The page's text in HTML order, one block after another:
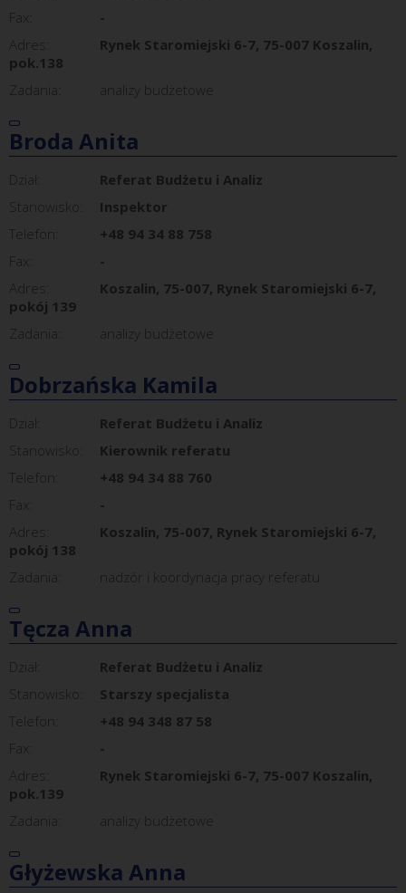
Fax:
-
Adres:
Rynek Staromiejski 6-7, 75-007 Koszalin,
pok.138
Zadania:
analizy budżetowe
Broda Anita
Dział:
Referat Budżetu i Analiz
Stanowisko:
Inspektor
Telefon:
+48 94 34 88 758
Fax:
-
Adres:
Koszalin, 75-007, Rynek Staromiejski 6-7,
pokój 139
Zadania:
analizy budżetowe
Dobrzańska Kamila
Dział:
Referat Budżetu i Analiz
Stanowisko:
Kierownik referatu
Telefon:
+48 94 34 88 760
Fax:
-
Adres:
Koszalin, 75-007, Rynek Staromiejski 6-7,
pokój 138
Zadania:
nadzór i koordynacja pracy referatu
Tęcza Anna
Dział:
Referat Budżetu i Analiz
Stanowisko:
Starszy specjalista
Telefon:
+48 94 348 87 58
Fax:
-
Adres:
Rynek Staromiejski 6-7, 75-007 Koszalin,
pok.139
Zadania:
analizy budżetowe
Głyżewska Anna